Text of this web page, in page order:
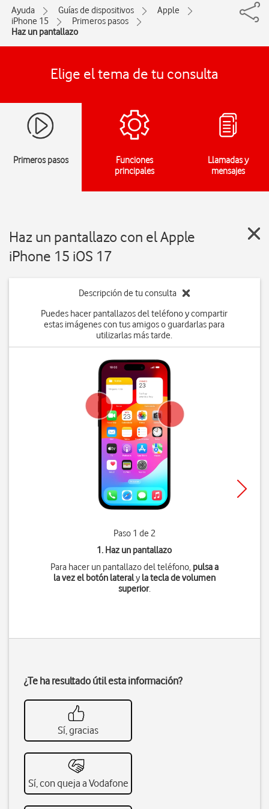
Ayuda Guías de dispositivos
Apple
iPhone 15
Primeros pasos
Haz un pantallazo
Elige el tema de tu consulta
Primeros pasos
Funciones
principales
Llamadas y
mensajes
Haz un pantallazo con el Apple
iPhone 15 iOS 17
Descripción de tu consulta
Puedes hacer pantallazos del teléfono y compartir
estas imágenes con tus amigos o guardarlas para
utilizarlas más tarde.
Paso 1 de 2
1. Haz un pantallazo
Para hacer un pantallazo del teléfono, pulsa a
la vezel botón lateraly la tecla de volumen
superior.
¿Te ha resultado útil esta información?
Sí, gracias
Sí, con queja a Vodafone